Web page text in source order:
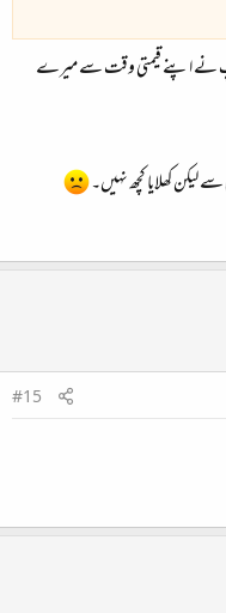
نے اپنے قیمتی وقت سے میرے
کھلایا کچھ نہیں۔
#15